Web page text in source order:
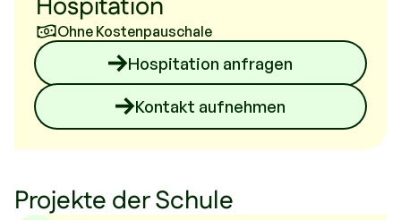
Ohne Kostenpauschale
Hospitation anfragen
Kontakt aufnehmen
Projekte der Schule